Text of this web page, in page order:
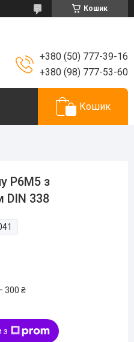
Кошик
+380 (50) 777-39-16
+380 (98) 777-53-60
Кошик
P6M5 з
DIN 338
300 ₴
з